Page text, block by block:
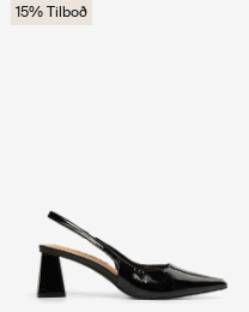
15% Tilboð